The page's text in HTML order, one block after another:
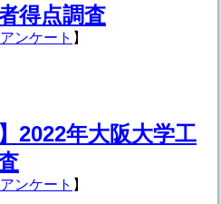
得点調査
ンケート 】
2022年大阪大学工
ンケート 】